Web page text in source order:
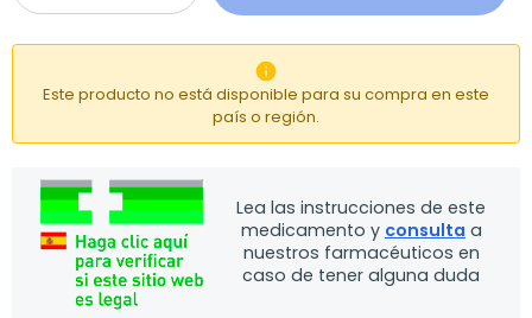

Este producto no está disponible para su compra en este
país o región.
Lea las instrucciones de este
medicamento y consulta a
nuestros farmacéuticos en
caso de tener alguna duda